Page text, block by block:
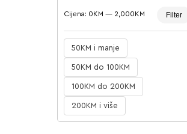
Filter
Cijena: 0KM — 2,000KM
50KM i manje
50KM do 100KM
100KM do 200KM
200KM i više